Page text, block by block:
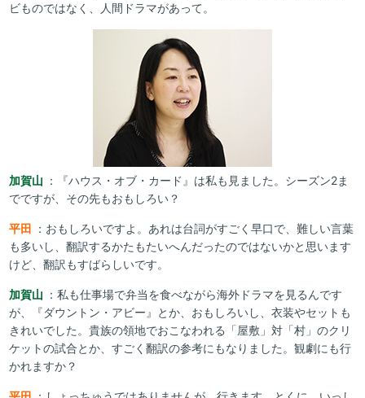
ビものではなく、人間ドラマがあって。
加賀山 ：『ハウス・オブ・カード』は私も見ました。シーズン2ま
でですが、その先もおもしろい？
平田 ：おもしろいですよ。あれは台詞がすごく早口で、難しい言葉
も多いし、翻訳するかたもたいへんだったのではないかと思います
けど、翻訳もすばらしいです。
加賀山 ：私も仕事場で弁当を食べながら海外ドラマを見るんです
が、『ダウントン・アビー』とか、おもしろいし、衣装やセットも
きれいでした。貴族の領地でおこなわれる「屋敷」対「村」のクリ
ケットの試合とか、すごく翻訳の参考にもなりました。観劇にも行
かれますか？